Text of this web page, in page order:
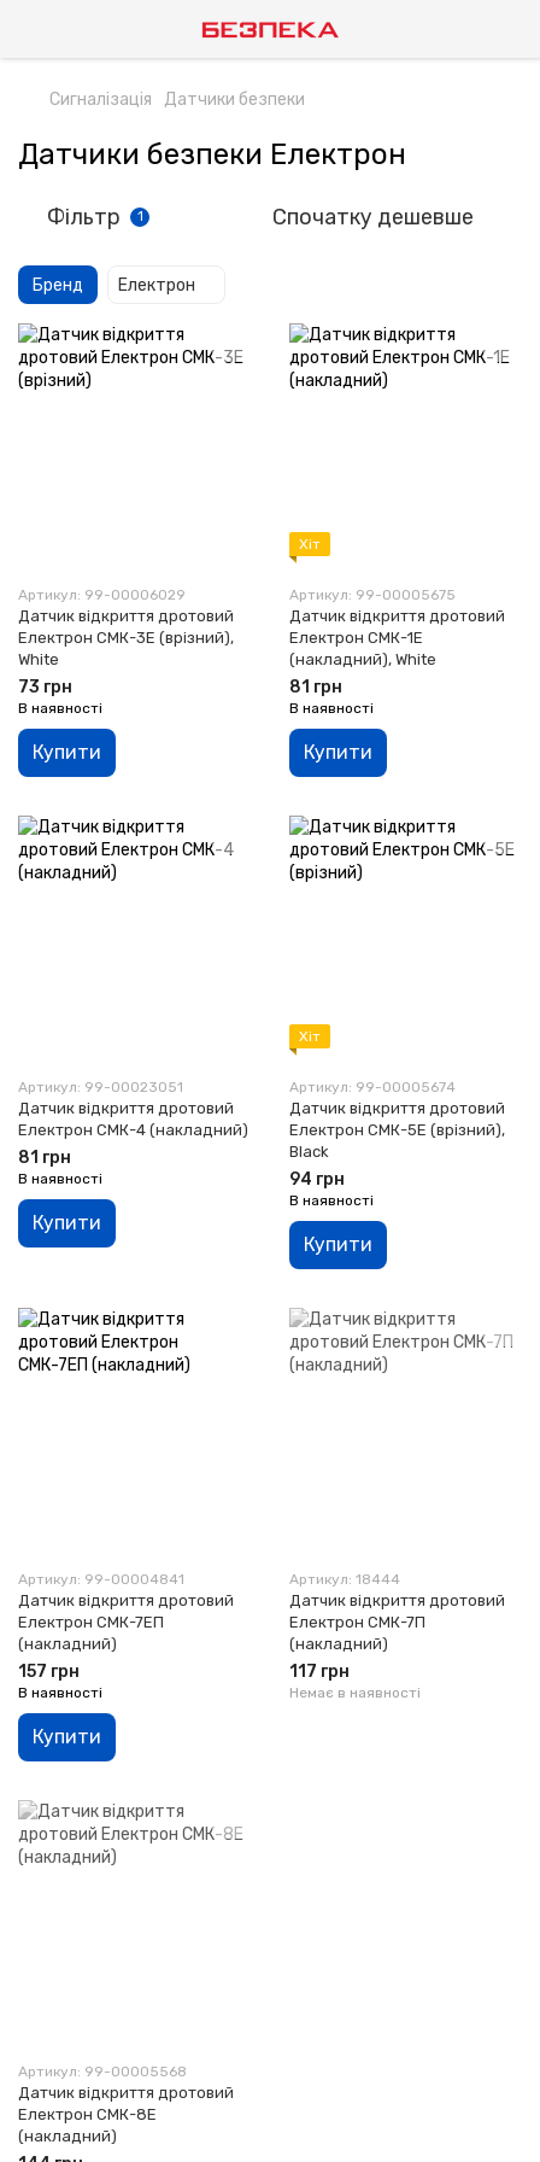
Сигналізація Датчики безпеки
Датчики безпеки Електрон
Фільтр 1 Спочатку дешевше
Бренд Електрон
Артикул: 99-00006029
Датчик відкриття дротовий
Електрон СМК-3E (врізний),
White
73 грн
В наявності
Купити
Хіт
Артикул: 99-00005675
Датчик відкриття дротовий
Електрон СМК-1E
(накладний), White
81 грн
В наявності
Купити
Артикул: 99-00023051
Датчик відкриття дротовий
Електрон СМК-4 (накладний)
81 грн
В наявності
Купити
Хіт
Артикул: 99-00005674
Датчик відкриття дротовий
Електрон СМК-5E (врізний),
Black
94 грн
В наявності
Купити
Артикул: 99-00004841
Датчик відкриття дротовий
Електрон СМК-7ЕП
(накладний)
157 грн
В наявності
Купити
Артикул: 18444
Датчик відкриття дротовий
Електрон СМК-7П
(накладний)
117 грн
Немає в наявності
Артикул: 99-00005568
Датчик відкриття дротовий
Електрон СМК-8Е
(накладний)